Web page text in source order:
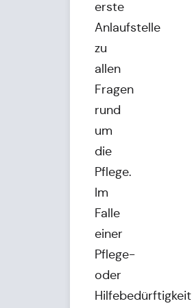
erste
Anlaufstelle
zu
allen
Fragen
rund
um
die
Pflege.
Im
Falle
einer
Pflege-
oder
Hilfebedürftigkeit